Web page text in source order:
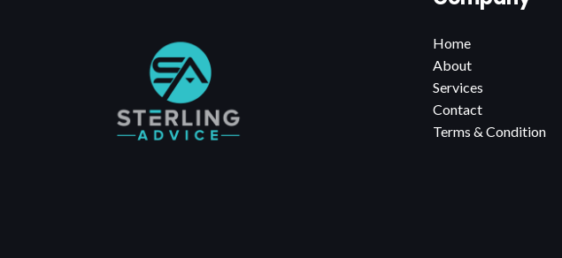
Home
About
Services
Contact
Terms & Condition